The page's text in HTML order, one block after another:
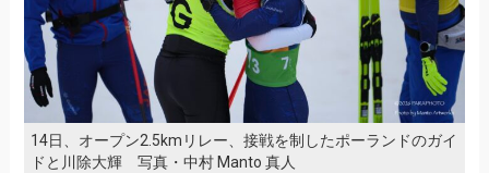
14日、オープン2.5kmリレー、接戦を制したポーランドのガイ
ドと川除大輝 写真・中村 Manto 真人